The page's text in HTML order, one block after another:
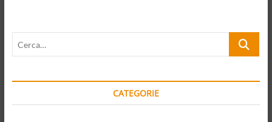
Cerca…
CATEGORIE